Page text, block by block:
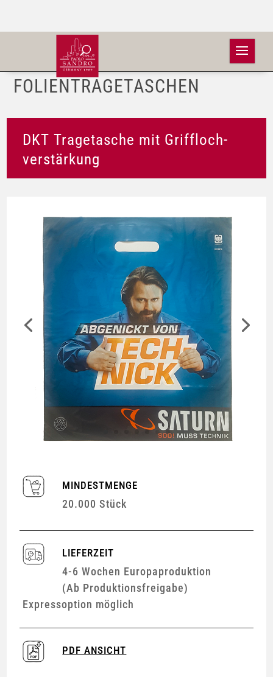
FOLIEN­TRAGETASCHEN
DKT Tragetasche mit Griffloch­
verstärkung
MINDESTMENGE
20.000 Stück
LIEFERZEIT
4-6 Wochen Europaproduktion
(Ab Produktionsfreigabe)
Expressoption möglich
PDF ANSICHT